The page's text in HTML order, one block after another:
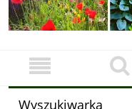
Wyszukiwarka